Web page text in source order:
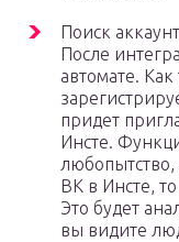
Поиск
После
автомате.
придет
Инсте.
ВК в Инсте,
Это будет
вы видите